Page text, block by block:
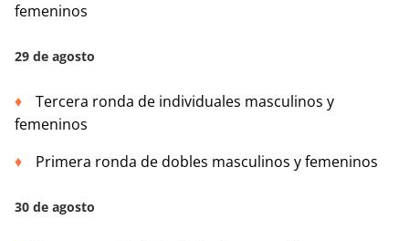
femeninos
29 de agosto
Tercera ronda de individuales masculinos y
femeninos
Primera ronda de dobles masculinos y femeninos
30 de agosto